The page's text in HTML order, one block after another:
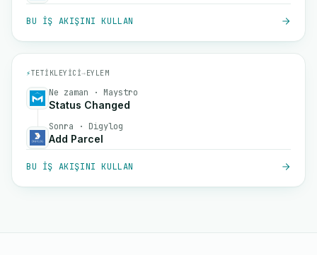
BU IŞ AKIŞINI KULLAN
⚡TETIKLEYICI→EYLEM
Ne zaman · Maystro
Status Changed
Sonra · Digylog
Add Parcel
BU IŞ AKIŞINI KULLAN